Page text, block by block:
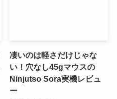
凄いのは軽さだけじゃな
い！穴なし45gマウスの
Ninjutso Sora実機レビュ
ー